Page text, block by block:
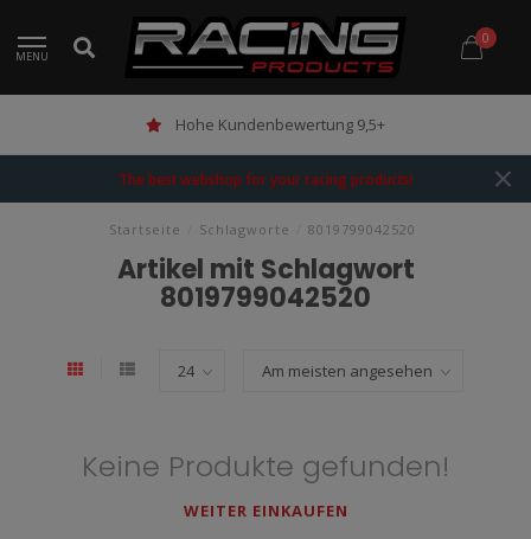
MENU
0
Hohe Kundenbewertung 9,5+
The best webshop for your racing products!
Startseite Schlagworte 8019799042520
Artikel mit Schlagwort
8019799042520
Keine Produkte gefunden!
WEITER EINKAUFEN